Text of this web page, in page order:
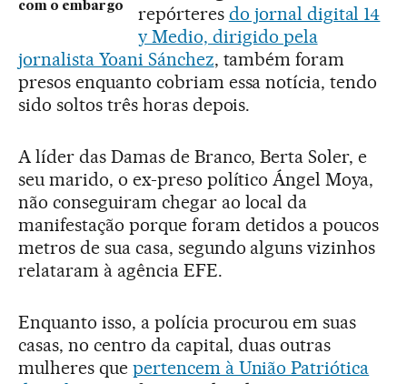
com o embargo
repórteres do jornal digital 14
y Medio, dirigido pela
jornalista Yoani Sánchez, também foram
presos enquanto cobriam essa notícia, tendo
sido soltos três horas depois.
A líder das Damas de Branco, Berta Soler, e
seu marido, o ex-preso político Ángel Moya,
não conseguiram chegar ao local da
manifestação porque foram detidos a poucos
metros de sua casa, segundo alguns vizinhos
relataram à agência EFE.
Enquanto isso, a polícia procurou em suas
casas, no centro da capital, duas outras
mulheres que pertencem à União Patriótica